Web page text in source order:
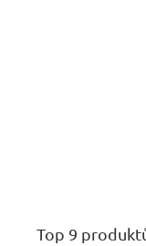
Top 9